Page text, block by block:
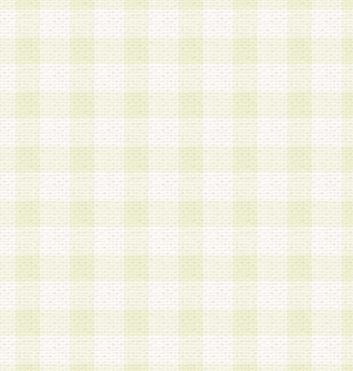
4.会員は、複数のログインＩＤおよびパスワード
いものとします。
第4条 ログインIDおよびパスワードの管理
1.会員は、会員登録後、本サイト内にて本サービ
加する際には、前条に基づき当社から付与された
スワードを使用するものとします。
2.登録の際に当社が付与したログインIDおよびパ
の使用に関しては、全て会員本人がその責任を負
3.会員は、当社から付与されたログインIDおよび
貸与、名義変更、売買その他形態を問わず第三者
ならないものとします。
4.当社は、会員によるログインIDおよびパスワー
盗用など第三者の利用に伴う損害の発生について
き事由の有無、その他原因の如何を問わず、一切
のとします。